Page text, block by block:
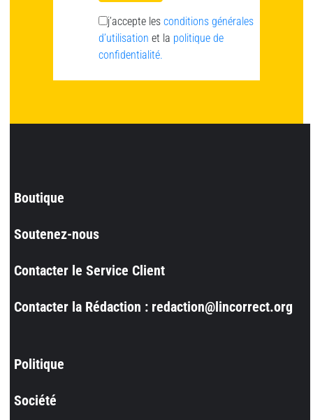
j’accepte les conditions générales
d’utilisation et la politique de
confidentialité.
Boutique
Soutenez-nous
Contacter le Service Client
Contacter la Rédaction : redaction@lincorrect.org
Politique
Société